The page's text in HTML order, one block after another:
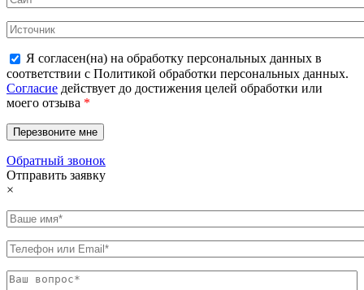
Я согласен(на) на обработку персональных данных в
соответствии с Политикой обработки персональных данных.
Согласие действует до достижения целей обработки или
моего отзыва *
Обратный звонок
Отправить заявку
×